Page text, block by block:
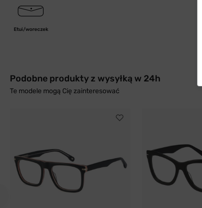
Etui/woreczek
Podobne produkty z wysyłką w 24h
Te modele mogą Cię zainteresować